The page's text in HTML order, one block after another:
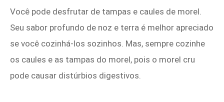
Você pode desfrutar de tampas e caules de morel.
Seu sabor profundo de noz e terra é melhor apreciado
se você cozinhá-los sozinhos. Mas, sempre cozinhe
os caules e as tampas do morel, pois o morel cru
pode causar distúrbios digestivos.